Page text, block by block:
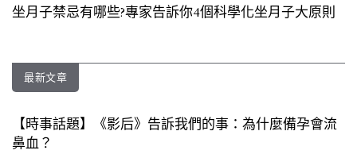
坐月子禁忌有哪些?專家告訴你4個科學化坐月子大原則
最新文章
【時事話題】《影后》告訴我們的事：為什麼備孕會流
鼻血？